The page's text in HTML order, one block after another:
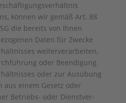
können wir gemäß Art. 88
die bereits von Ihnen
Daten für Zwecke
weiterverarbeiten,
oder Beendigung
oder zur Ausübung
einem Gesetz oder
Betriebs- oder Dienstver-